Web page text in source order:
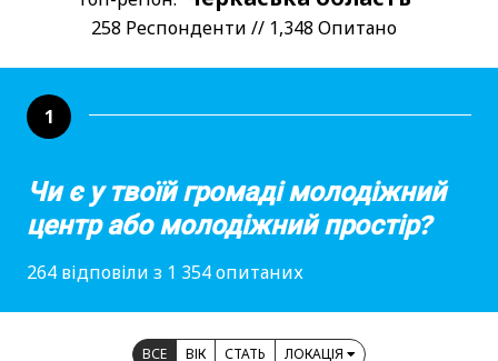
258 Респонденти // 1,348 Опитано
1
Чи є у твоїй громаді молодіжний
центр або молодіжний простір?
264 відповіли з 1 354 опитаних
ВСЕ ВІК СТАТЬ ЛОКАЦІЯ